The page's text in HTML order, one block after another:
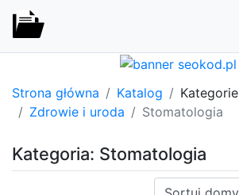
Strona główna Katalog
Kategorie
Zdrowie i uroda
Stomatologia
Kategoria: Stomatologia
Sortuj: